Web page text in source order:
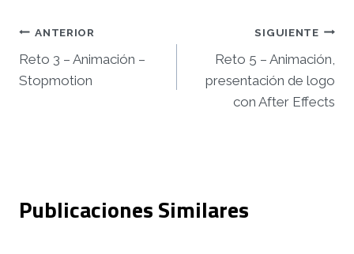
Navegación
de
ANTERIOR
Reto 3 – Animación –
Stopmotion
SIGUIENTE
Reto 5 – Animación,
presentación de logo
con After Effects
Publicaciones Similares